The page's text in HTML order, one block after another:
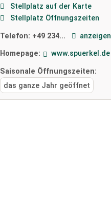
Stellplatz auf der Karte
Stellplatz Öffnungszeiten
Telefon: +49 234... anzeigen
Homepage: www.spuerkel.de
Saisonale Öffnungszeiten:
das ganze Jahr geöffnet